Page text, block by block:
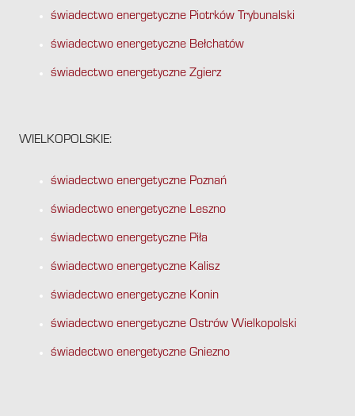
świadectwo energetyczne Piotrków Trybunalski
świadectwo energetyczne Bełchatów
świadectwo energetyczne Zgierz
WIELKOPOLSKIE:
świadectwo energetyczne Poznań
świadectwo energetyczne Leszno
świadectwo energetyczne Piła
świadectwo energetyczne Kalisz
świadectwo energetyczne Konin
świadectwo energetyczne Ostrów Wielkopolski
świadectwo energetyczne Gniezno